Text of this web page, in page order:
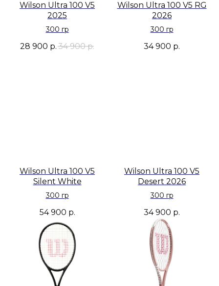
Wilson Ultra 100 V5
2025
300 гр
28 900 р. 34 900 р.
Wilson Ultra 100 V5 RG
2026
300 гр
34 900 р.
Wilson Ultra 100 V5
Silent White
300 гр
54 900 р.
Wilson Ultra 100 V5
Desert 2026
300 гр
34 900 р.